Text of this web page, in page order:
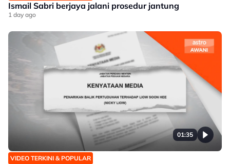
Ismail Sabri berjaya jalani prosedur jantung
1 day ago
01:35
VIDEO TERKINI & POPULAR